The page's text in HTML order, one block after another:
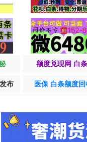
额度兑现网 白
布 医保 白条额度